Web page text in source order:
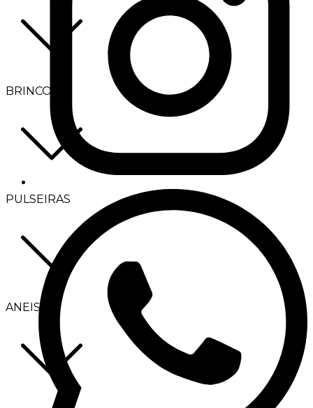
BRINCOS
PULSEIRAS
ANEIS